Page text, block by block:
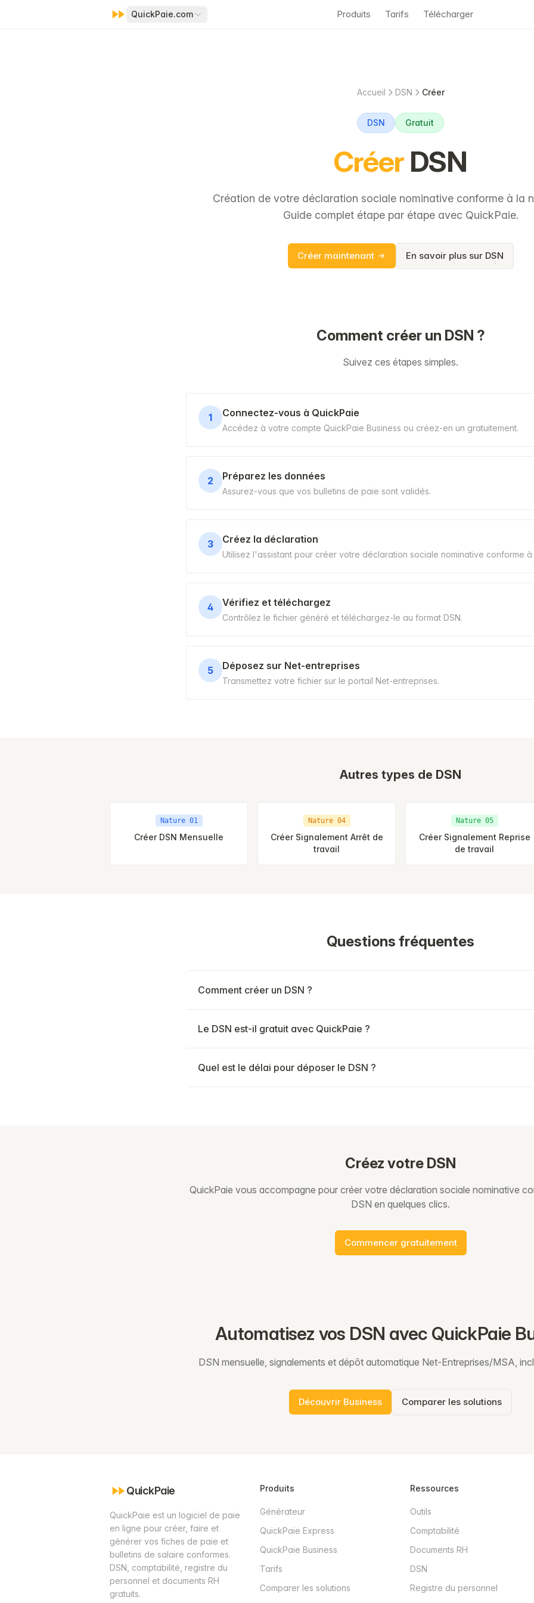
QuickPaie.com Produits Tarifs Télécharger
Accueil DSN Créer
DSN Gratuit
CréerDSN
Création de votre déclaration sociale nominative conforme à la
Guide complet étape par étape avec QuickPaie.
Créer maintenant En savoir plus sur DSN
Comment créer un DSN ?
Suivez ces étapes simples.
1 Connectez-vous à QuickPaie
Accédez à votre compte QuickPaie Business ou créez-en un gratuitement.
2 Préparez les données
Assurez-vous que vos bulletins de paie sont validés.
3 Créez la déclaration
Utilisez l'assistant pour créer votre déclaration sociale nominative conforme à
4 Vérifiez et téléchargez
Contrôlez le fichier généré et téléchargez-le au format DSN.
5 Déposez sur Net-entreprises
Transmettez votre fichier sur le portail Net-entreprises.
Autres types de DSN
Nature 01
Créer DSN Mensuelle
Nature 04
Créer Signalement Arrêt de
travail
Nature 05
Créer Signalement Reprise
de travail
Questions fréquentes
Comment créer un DSN ?
Le DSN est-il gratuit avec QuickPaie ?
Quel est le délai pour déposer le DSN ?
Créez votre DSN
QuickPaie vous accompagne pour créer votre déclaration sociale nominative
DSN en quelques clics.
Commencer gratuitement
Automatisez vos DSN avec QuickPaie
DSN mensuelle, signalements et dépôt automatique Net-Entreprises/MSA,
Découvrir Business Comparer les solutions
QuickPaie
QuickPaie est un logiciel de paie
en ligne pour créer, faire et
générer vos fiches de paie et
bulletins de salaire conformes.
DSN, comptabilité, registre du
personnel et documents RH
gratuits.
Produits
Générateur
QuickPaie Express
QuickPaie Business
Tarifs
Comparer les solutions
Ressources
Outils
Comptabilité
Documents RH
DSN
Registre du personnel